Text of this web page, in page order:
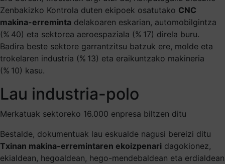
Zenbakizko Kontrola duten ekipoek osatutako CNC
makina-erreminta delakoaren eskarian, automobilgintza
(% 40) eta sektorea aeroespaziala (% 17) direla buru.
Badira beste sektore garrantzitsu batzuk ere, molde eta
trokelaren industria (% 13) eta eraikuntzako makineria
(% 10) kasu.
Lau industria-polo
Merkatuak sektoreko 16.000 enpresa biltzen ditu
Bestalde, dokumentuak lau eskualde nagusi bereizi ditu
Txinan makina-erremintaren ekoizpenari dagokionez,
ekialdean, hegoaldean, hego-mendebaldean eta erdialdean